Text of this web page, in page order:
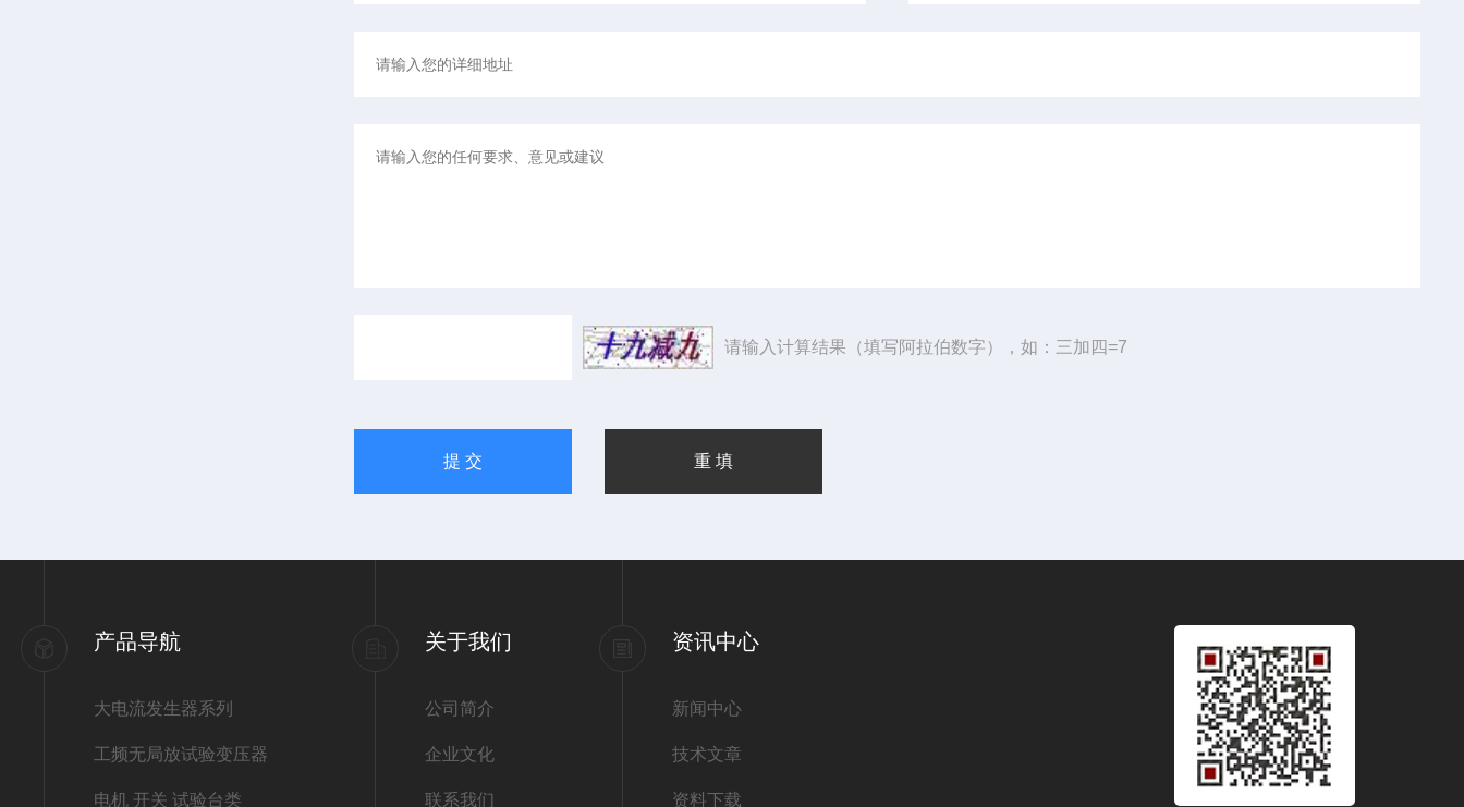
请输入计算结果（填写阿拉伯数字），如：三加四=7
产品导航
大电流发生器系列
工频无局放试验变压器
电机 开关 试验台类
关于我们
公司简介
企业文化
联系我们
资讯中心
新闻中心
技术文章
资料下载